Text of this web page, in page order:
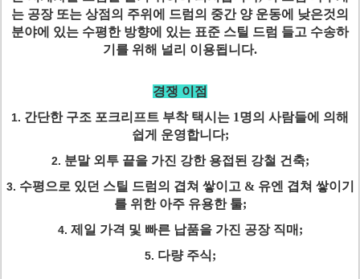
는 공장 또는 상점의 주위에 드럼의 중간 양 운동에 낮은것의
분야에 있는 수평한 방향에 있는 표준 스틸 드럼 들고 수송하
기를 위해 널리 이용됩니다.
경쟁 이점
1. 간단한 구조 포크리프트 부착 택시는 1명의 사람들에 의해
쉽게 운영합니다;
2. 분말 외투 끝을 가진 강한 용접된 강철 건축;
3. 수평으로 있던 스틸 드럼의 겹쳐 쌓이고 & 유엔 겹쳐 쌓이기
를 위한 아주 유용한 툴;
4. 제일 가격 및 빠른 납품을 가진 공장 직매;
5. 다량 주식;